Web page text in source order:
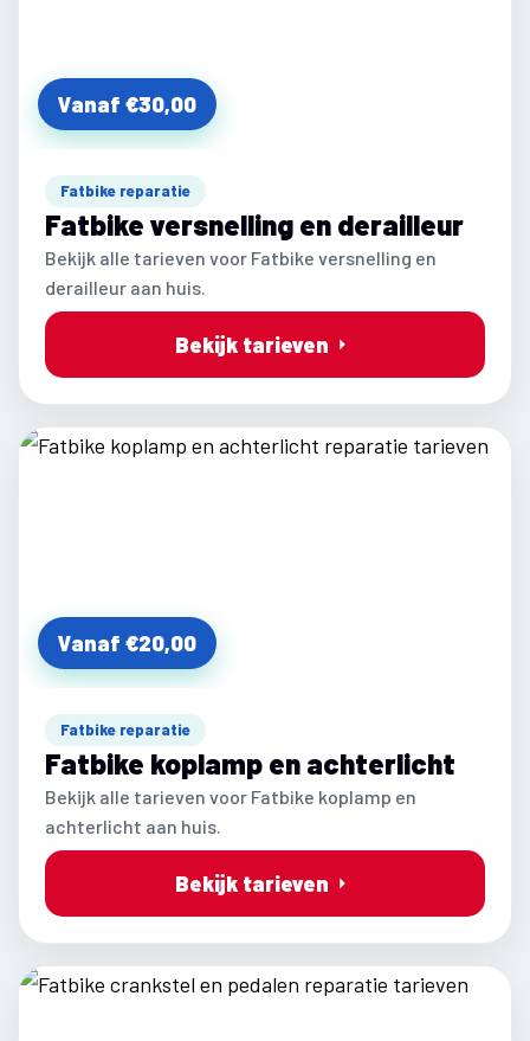
Vanaf €30,00
Fatbike reparatie
Fatbike versnelling en derailleur
Bekijk alle tarieven voor Fatbike versnelling en
derailleur aan huis.
Bekijk tarieven
Vanaf €20,00
Fatbike reparatie
Fatbike koplamp en achterlicht
Bekijk alle tarieven voor Fatbike koplamp en
achterlicht aan huis.
Bekijk tarieven